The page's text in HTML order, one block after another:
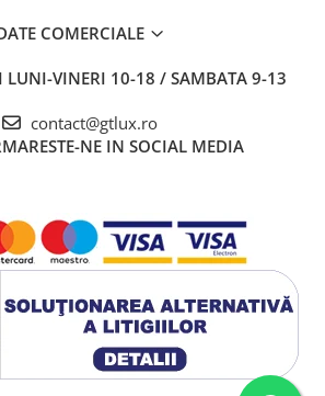
COMERCIALE
LUNI-VINERI 10-18 / SAMBATA 9-13
contact@gtlux.ro
NE IN SOCIAL MEDIA